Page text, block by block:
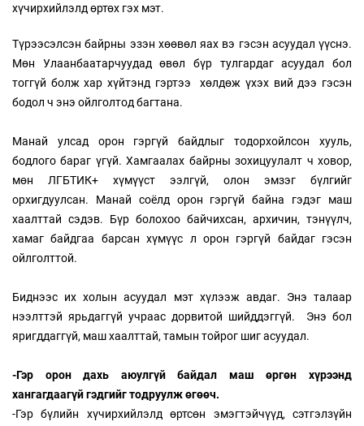
хүчирхийлэлд өртөх гэх мэт.
Түрээсэлсэн байрны эзэн хөөвөл яах вэ гэсэн асуудал үүснэ.
Мөн Улаанбаатарчуудад өвөл бүр тулгардаг асуудал бол
тоггүй болж хар хүйтэнд гэртээ хөлдөж үхэх вий дээ гэсэн
бодол ч энэ ойлголтод багтана.
Манай улсад орон гэргүй байдлыг тодорхойлсон хууль,
бодлого бараг үгүй. Хамгаалах байрны зохицуулалт ч ховор,
мөн ЛГБТИК+ хүмүүст ээлгүй, олон эмзэг бүлгийг
орхигдуулсан. Манай соёлд орон гэргүй байна гэдэг маш
хаалттай сэдэв. Бүр болохоо байчихсан, архичин, тэнүүлч,
хамаг байдгаа барсан хүмүүс л орон гэргүй байдаг гэсэн
ойлголттой.
Биднээс их холын асуудал мэт хүлээж авдаг. Энэ талаар
нээлттэй ярьдаггүй учраас дорвитой шийддэггүй. Энэ бол
яригддаггүй, маш хаалттай, тамын тойрог шиг асуудал.
-Гэр орон дахь аюулгүй байдал маш өргөн хүрээнд
хангагдаагүй гэдгийг тодруулж өгөөч.
-Гэр бүлийн хүчирхийлэлд өртсөн эмэгтэйчүүд, сэтгэлзүйн